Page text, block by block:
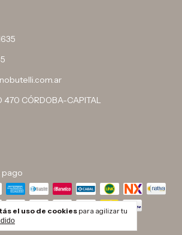
el uso de cookies para agilizar tu
470 CÓRDOBA-CAPITAL
pago